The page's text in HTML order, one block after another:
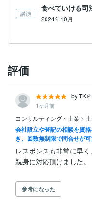
講演
食べていける司
2024年10月
評価
by TK
1ヶ月前
コンサルティング・士業 >
会社設立や登記の相談を資
き、回数無制限で問合せが
レスポンスも非常に早
参考になった